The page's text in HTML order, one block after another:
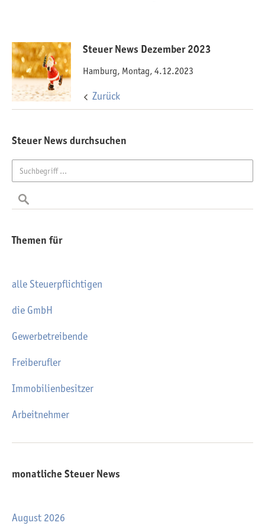
Steuer News Dezember 2023
Hamburg, Montag, 4.12.2023
Zurück
Steuer News durchsuchen
Themen für
alle Steuerpflichtigen
die GmbH
Gewerbetreibende
Freiberufler
Immobilienbesitzer
Arbeitnehmer
monatliche Steuer News
August 2026